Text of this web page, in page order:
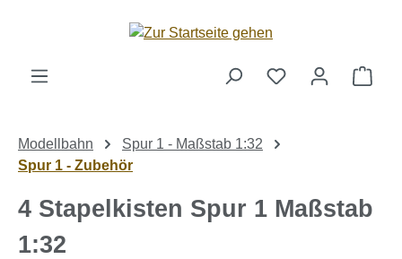
Zum Hauptinhalt springen
Modellbahn
Spur 1 - Maßstab 1:32
Spur 1 - Zubehör
4 Stapelkisten Spur 1 Maßstab
1:32